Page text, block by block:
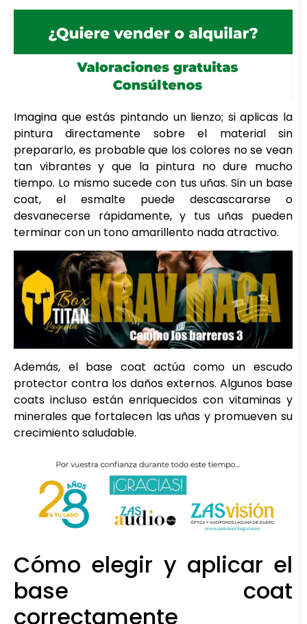
Imagina que estás pintando un lienzo; si aplicas la
pintura directamente sobre el material sin
prepararlo, es probable que los colores no se vean
tan vibrantes y que la pintura no dure mucho
tiempo. Lo mismo sucede con tus uñas. Sin un base
coat, el esmalte puede descascararse o
desvanecerse rápidamente, y tus uñas pueden
terminar con un tono amarillento nada atractivo.
Además, el base coat actúa como un escudo
protector contra los daños externos. Algunos base
coats incluso están enriquecidos con vitaminas y
minerales que fortalecen las uñas y promueven su
crecimiento saludable.
Cómo elegir y aplicar el
base coat
correctamente